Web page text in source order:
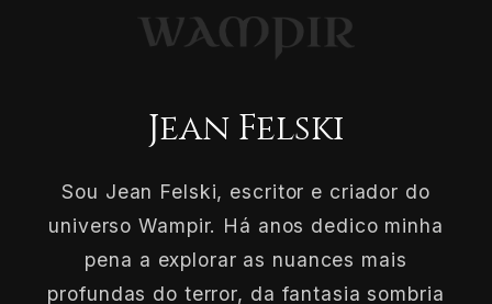
Jean Felski
Sou Jean Felski, escritor e criador do
universo Wampir. Há anos dedico minha
pena a explorar as nuances mais
profundas do terror, da fantasia sombria